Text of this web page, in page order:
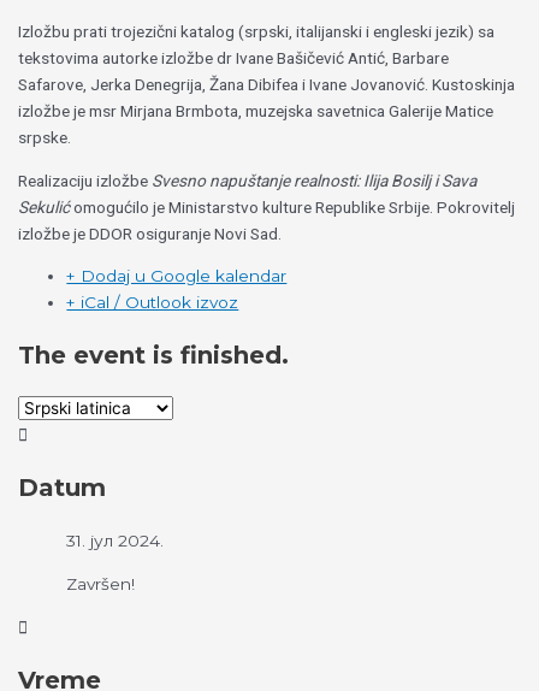
Izložbu prati trojezični katalog (srpski, italijanski i engleski jezik) sa
tekstovima autorke izložbe dr Ivane Bašičević Antić, Barbare
Safarove, Jerka Denegrija, Žana Dibifea i Ivane Jovanović. Kustoskinja
izložbe je msr Mirjana Brmbota, muzejska savetnica Galerije Matice
srpske.
Realizaciju izložbe Svesno napuštanje realnosti: Ilija Bosilj i Sava
Sekulićomogućilo je Ministarstvo kulture Republike Srbije. Pokrovitelj
izložbe je DDOR osiguranje Novi Sad.
+ Dodaj u Google kalendar
+ iCal / Outlook izvoz
The event is finished.
Datum
31. јул 2024.
Završen!
Vreme